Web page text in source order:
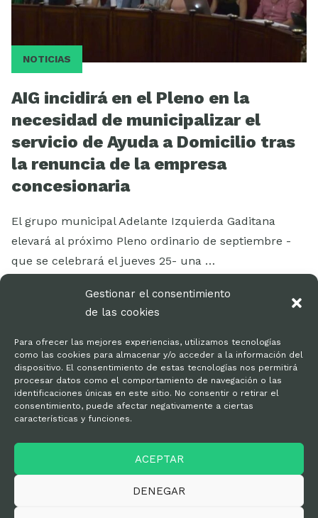
Gestionar el consentimiento
de las cookies
Para ofrecer las mejores experiencias, utilizamos tecnologías
como las cookies para almacenar y/o acceder a la información del
dispositivo. El consentimiento de estas tecnologías nos permitirá
procesar datos como el comportamiento de navegación o las
identificaciones únicas en este sitio. No consentir o retirar el
consentimiento, puede afectar negativamente a ciertas
características y funciones.
ACEPTAR
DENEGAR
NOTICIAS
AIG incidirá en el Pleno en la
necesidad de municipalizar el
servicio de Ayuda a Domicilio tras
la renuncia de la empresa
concesionaria
El grupo municipal Adelante Izquierda Gaditana
elevará al próximo Pleno ordinario de septiembre -
que se celebrará el jueves 25- una …
Política de privacidad